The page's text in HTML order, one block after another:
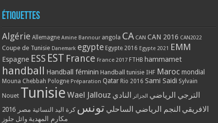
Étiquettes
Algérie Allemagne Amine Bannour angola CA CAN CAN 2016 CAN2022
Coupe de Tunisie Danemark egypte Egypte 2016 Egypte 2021 EMM
Espagne ESS EST France France 2017 FTHB hammamet
handball Handball féminin Handball tunisie IHF Maroc mondial
Mouna Chebbah Pologne Préparation Qatar Rio 2016 Sami Saidi Sylvain
Nouet Tunisie Wael Jallouz الترجي الرياضي الجزائر النادي
الافريقي النجم الرياضي الساحلي تونس كرة اليد النسائية مصر 2016
مكارم المهدية وائل جلوز